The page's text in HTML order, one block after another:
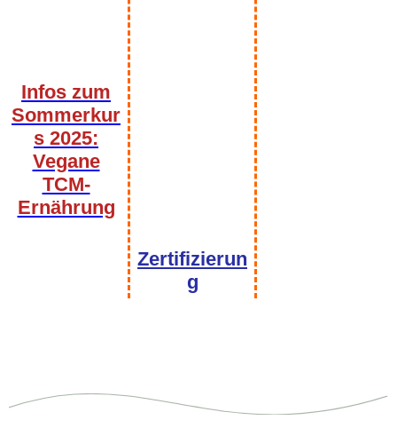
Infos zum
Sommerkur
s 2025:
Vegane
TCM-
Ernährung
Zertifizierun
g